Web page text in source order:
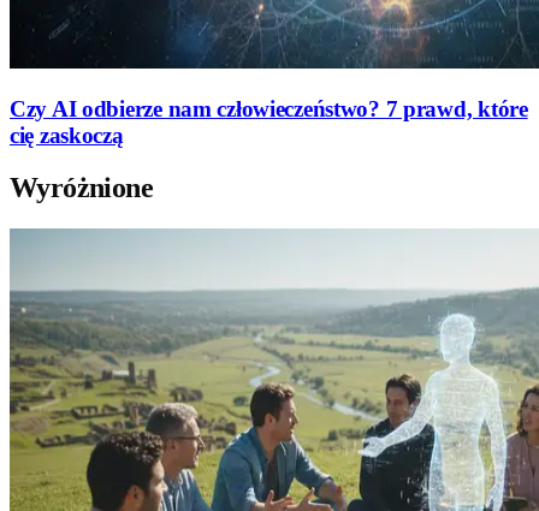
Czy AI odbierze nam człowieczeństwo? 7 prawd, które
cię zaskoczą
Wyróżnione